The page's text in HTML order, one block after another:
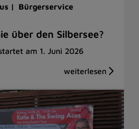
| Bürgerservice
über den Silbersee?
am 1. Juni 2026